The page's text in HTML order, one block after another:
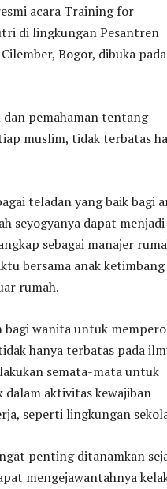
acara Training for
di lingkungan Pesantren
Bogor, dibuka pada
dan pemahaman tentang
muslim, tidak terbatas
teladan yang baik bagi
seyogyanya dapat menjadi
sebagai manajer
bersama anak ketimbang
rumah.
bagi wanita untuk
hanya terbatas pada
semata-mata untuk
dalam aktivitas kewajiban
seperti lingkungan
penting ditanamkan
mengejawantahnya